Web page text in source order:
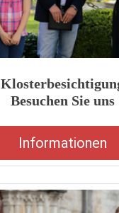
Besuchen Sie uns
Informationen